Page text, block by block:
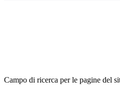
Campo di ricerca per le pagine del